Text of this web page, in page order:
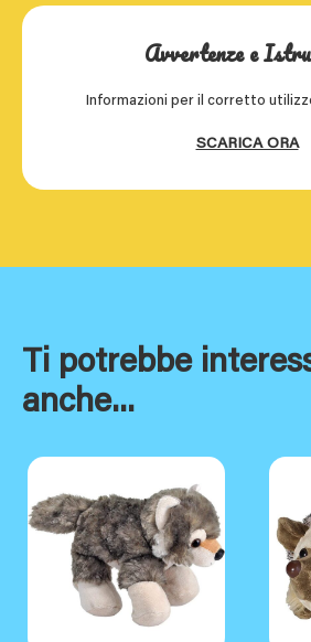
Avvertenze e
Informazioni per il corretto
SCARICA ORA
Ti potrebbe
anche...